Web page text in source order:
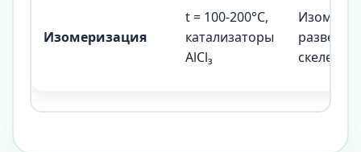
Изомеризация
t = 100-200°C,
катализаторы
AlCl₃
Изомеры
скелетом